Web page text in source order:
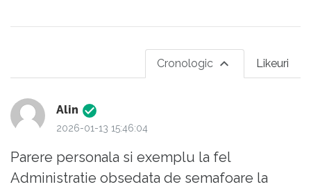
Likeuri
Cronologic
Alin
2026-01-13 15:46:04
Parere personala si exemplu la fel
Administratie obsedata de semafoare la